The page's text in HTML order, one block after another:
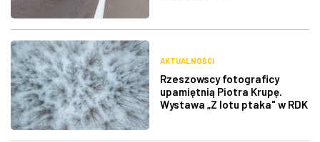
AKTUALNOŚCI
Rzeszowscy fotograficy
upamiętnią Piotra Krupę.
Wystawa „Z lotu ptaka" w RDK